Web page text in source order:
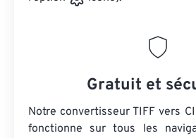
Gratuit et
Notre convertisseur TIFF vers
fonctionne sur tous les